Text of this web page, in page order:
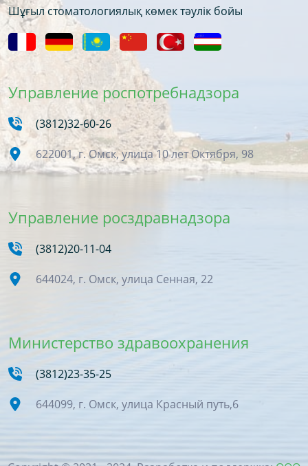
Шұғыл стоматологиялық көмек тәулік бойы
Управление роспотребнадзора
(3812)32-60-26
622001, г. Омск, улица 10 лет Октября, 98
Управление росздравнадзора
(3812)20-11-04
644024, г. Омск, улица Сенная, 22
Министерство здравоохранения
(3812)23-35-25
644099, г. Омск, улица Красный путь,6